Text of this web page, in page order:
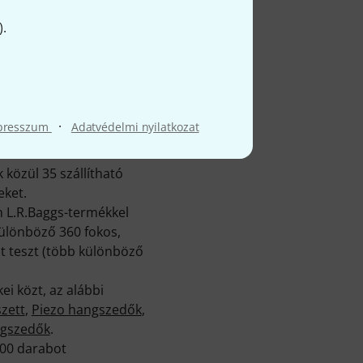
· Adatvédelmi nyilatkozat
közül 35 szállítható
termékkel
360 fokos,
teszt (több különböző
közt, az alábbi
, Piezo hangszedők,
.
darabot